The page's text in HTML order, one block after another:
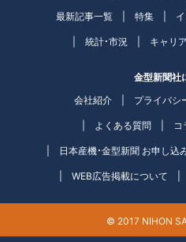
最新記事一覧
特集
統計・市況 キャリ
金型新聞社
会社紹介
プライバシ
よくある質問 コ
日本産機・金型新聞 お申し込
WEB広告掲載について
© 2017 NIHON